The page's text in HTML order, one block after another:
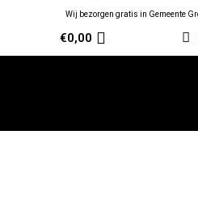
Wij bezorgen gratis in Gemeente
€0,00